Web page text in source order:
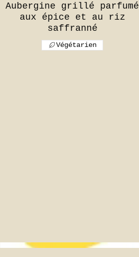
Aubergine grillé parfumé
aux épice et au riz
Végétarien